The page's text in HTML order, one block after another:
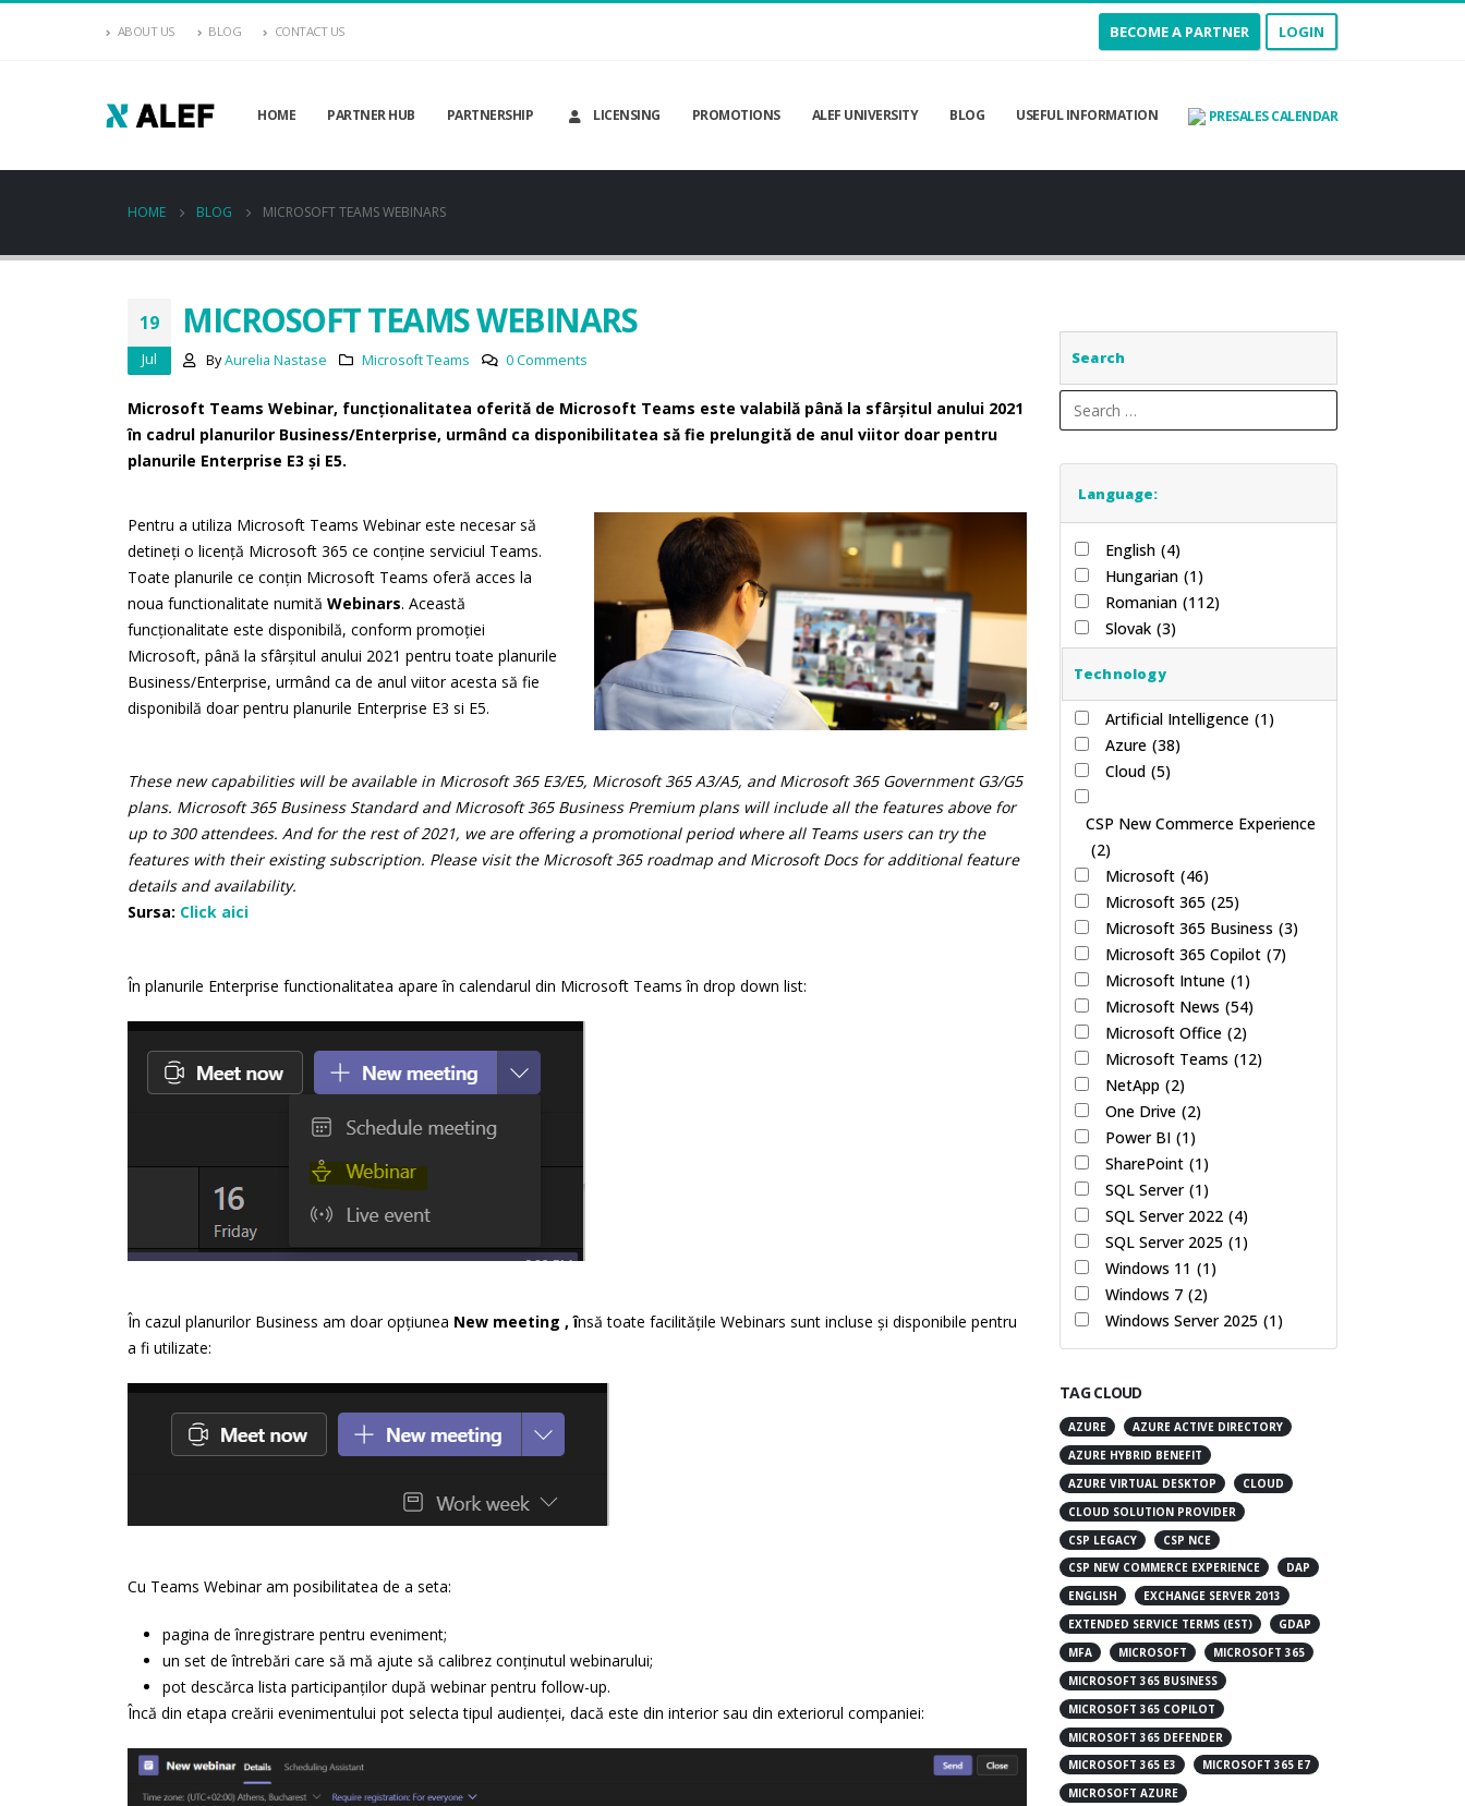
ABOUT US BLOG CONTACT US BECOME A PARTNER LOGIN
HOME PARTNER HUB PARTNERSHIP LICENSING PROMOTIONS ALEF UNIVERSITY BLOG USEFUL INFORMATION PRESALES CALENDAR
HOME BLOG MICROSOFT TEAMS WEBINARS
19
Jul
MICROSOFT TEAMS WEBINARS
By Aurelia Nastase Microsoft Teams 0 Comments
Microsoft Teams Webinar, funcționalitatea oferită de Microsoft Teams este valabilă până la sfârșitul anului 2021
în cadrul planurilor Business/Enterprise, urmând ca disponibilitatea să fie prelungită de anul viitor doar pentru
planurile Enterprise E3 și E5.
Pentru a utiliza Microsoft Teams Webinar este necesar să
detineți o licență Microsoft 365 ce conține serviciul Teams.
Toate planurile ce conțin Microsoft Teams oferă acces la
noua functionalitate numită Webinars. Această
funcționalitate este disponibilă, conform promoției
Microsoft, până la sfârșitul anului 2021 pentru toate planurile
Business/Enterprise, urmând ca de anul viitor acesta să fie
disponibilă doar pentru planurile Enterprise E3 si E5.
These new capabilities will be available in Microsoft 365 E3/E5, Microsoft 365 A3/A5, and Microsoft 365 Government G3/G5
plans. Microsoft 365 Business Standard and Microsoft 365 Business Premium plans will include all the features above for
up to 300 attendees. And for the rest of 2021, we are offering a promotional period where all Teams users can try the
features with their existing subscription. Please visit the Microsoft 365 roadmap and Microsoft Docs for additional feature
details and availability.
Sursa: Click aici
În planurile Enterprise functionalitatea apare în calendarul din Microsoft Teams în drop down list:
În cazul planurilor Business am doar opțiunea New meeting , însă toate facilitățile Webinars sunt incluse și disponibile pentru
a fi utilizate:
Cu Teams Webinar am posibilitatea de a seta:
pagina de înregistrare pentru eveniment;
un set de întrebări care să mă ajute să calibrez conținutul webinarului;
pot descărca lista participanților după webinar pentru follow-up.
Încă din etapa creării evenimentului pot selecta tipul audienței, dacă este din interior sau din exteriorul companiei:
Search
Language:
English (4)
Hungarian (1)
Romanian (112)
Slovak (3)
Technology
Artificial Intelligence (1)
Azure (38)
Cloud (5)
CSP New Commerce Experience
(2)
Microsoft (46)
Microsoft 365 (25)
Microsoft 365 Business (3)
Microsoft 365 Copilot (7)
Microsoft Intune (1)
Microsoft News (54)
Microsoft Office (2)
Microsoft Teams (12)
NetApp (2)
One Drive (2)
Power BI (1)
SharePoint (1)
SQL Server (1)
SQL Server 2022 (4)
SQL Server 2025 (1)
Windows 11 (1)
Windows 7 (2)
Windows Server 2025 (1)
TAG CLOUD
AZURE
AZURE ACTIVE DIRECTORY
AZURE HYBRID BENEFIT
AZURE VIRTUAL DESKTOP
CLOUD
CLOUD SOLUTION PROVIDER
CSP LEGACY
CSP NCE
CSP NEW COMMERCE EXPERIENCE
DAP
ENGLISH
EXCHANGE SERVER 2013
EXTENDED SERVICE TERMS (EST)
GDAP
MFA
MICROSOFT
MICROSOFT 365
MICROSOFT 365 BUSINESS
MICROSOFT 365 COPILOT
MICROSOFT 365 DEFENDER
MICROSOFT 365 E3
MICROSOFT 365 E7
MICROSOFT AZURE